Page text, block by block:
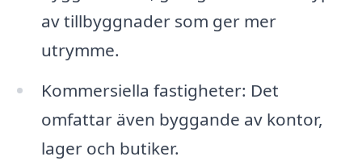
av tillbyggnader som ger mer
utrymme.
Kommersiella fastigheter: Det
omfattar även byggande av kontor,
lager och butiker.